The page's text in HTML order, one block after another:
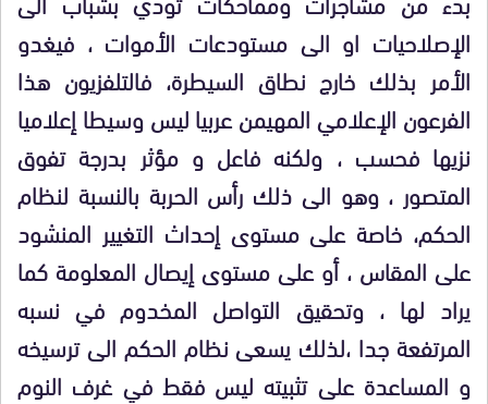
الإصلاحيات او الى مستودعات الأموات ، فيغدو
الأمر بذلك خارج نطاق السيطرة، فالتلفزيون هذا
الفرعون الإعلامي المهيمن عربيا ليس وسيطا إعلاميا
نزيها فحسب ، ولكنه فاعل و مؤثر بدرجة تفوق
المتصور ، وهو الى ذلك رأس الحربة بالنسبة لنظام
الحكم، خاصة على مستوى إحداث التغيير المنشود
على المقاس ، أو على مستوى إيصال المعلومة كما
يراد لها ، وتحقيق التواصل المخدوم في نسبه
المرتفعة جدا ،لذلك يسعى نظام الحكم الى ترسيخه
و المساعدة على تثبيته ليس فقط في غرف النوم